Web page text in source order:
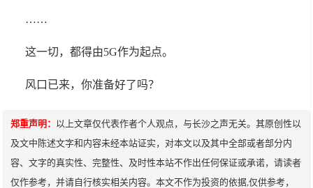
……
这一切，都得由5G作为起点。
风口已来，你准备好了吗？
郑重声明： 以上文章仅代表作者个人观点，与长沙之声无关。其原创性以
及文中陈述文字和内容未经本站证实，对本文以及其中全部或者部分内
容、文字的真实性、完整性、及时性本站不作出任何保证或承诺，请读者
仅作参考，并请自行核实相关内容。本文不作为投资的依据,仅供参考，